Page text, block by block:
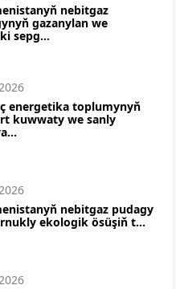
nebitgaz
gazanylan we
sepg...
energetika toplumynyň
kuwwaty we sanly
nebitgaz pudagy
ekologik ösüşiň t...